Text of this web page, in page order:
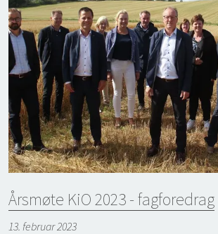
Årsmøte KiO 2023 - fagforedrag
13. februar 2023